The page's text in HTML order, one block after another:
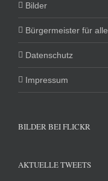
Bilder
Bürgermeister für alle
Datenschutz
Impressum
BILDER BEI FLICKR
AKTUELLE TWEETS